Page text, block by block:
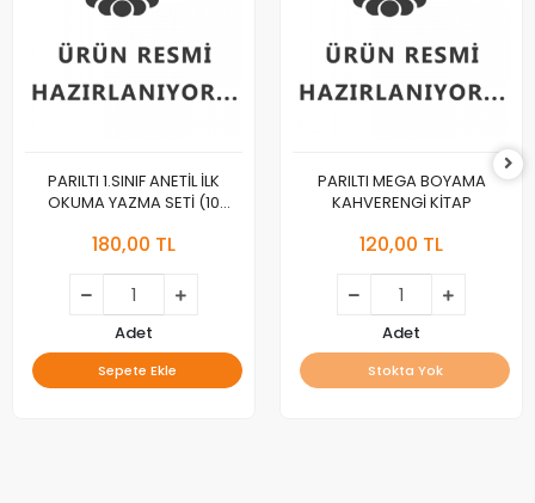
PARILTI 1.SINIF ANETİL İLK
OKUMA YAZMA SETİ (10
180,00 TL
Adet
Sepete Ekle
PARILTI MEGA BOYAMA
KAHVERENGİ KİTAP
120,00 TL
Adet
Stokta Yok